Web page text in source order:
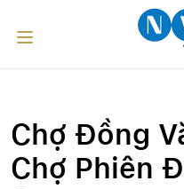
Chợ Đồng
Chợ Phiên